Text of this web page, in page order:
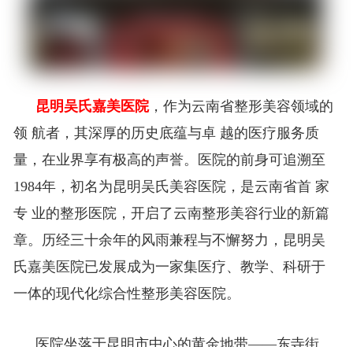
昆明吴氏嘉美医院，作为云南省整形美容领域的
领 航者，其深厚的历史底蕴与卓 越的医疗服务质
量，在业界享有极高的声誉。医院的前身可追溯至
1984年，初名为昆明吴氏美容医院，是云南省首 家
专 业的整形医院，开启了云南整形美容行业的新篇
章。历经三十余年的风雨兼程与不懈努力，昆明吴
氏嘉美医院已发展成为一家集医疗、教学、科研于
一体的现代化综合性整形美容医院。